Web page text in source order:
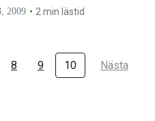
2009 2 min lästid
8 9 10 Nästa